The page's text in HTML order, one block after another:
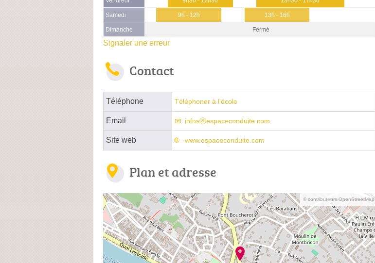
Samedi 9h - 12h 13h - 16h
Dimanche Fermé
Signaler une erreur
Contact
Téléphone Téléphoner à l'école
Email infosⓐespaceconduite.com
Site web www.espaceconduite.com
Plan et adresse
© contributeurs OpenStreetMap